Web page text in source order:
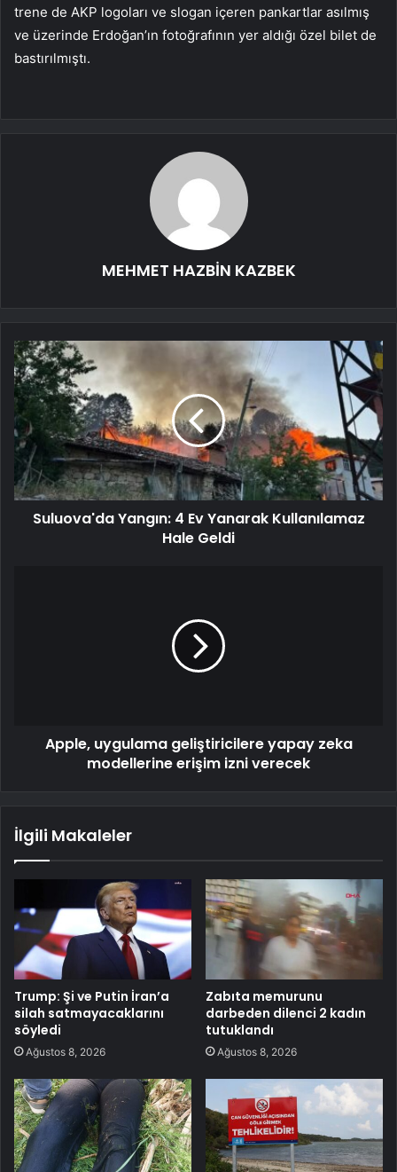
trene de AKP logoları ve slogan içeren pankartlar asılmış
ve üzerinde Erdoğan’ın fotoğrafının yer aldığı özel bilet de
bastırılmıştı.
MEHMET HAZBİN KAZBEK
Suluova'da Yangın: 4 Ev Yanarak Kullanılamaz
Hale Geldi
Apple, uygulama geliştiricilere yapay zeka
modellerine erişim izni verecek
İlgili Makaleler
Trump: Şi ve Putin İran’a
silah satmayacaklarını
söyledi
Ağustos 8, 2026
Zabıta memurunu
darbeden dilenci 2 kadın
tutuklandı
Ağustos 8, 2026